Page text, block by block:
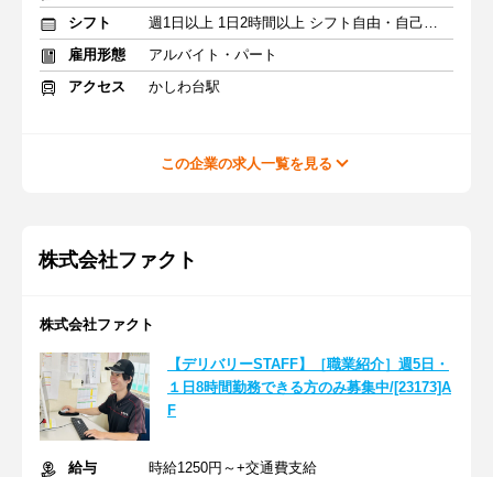
シフト
週1日以上 1日2時間以上 シフト自由・自己申告
雇用形態
アルバイト・パート
アクセス
かしわ台駅
この企業の求人一覧を見る
株式会社ファクト
株式会社ファクト
【デリバリーSTAFF】［職業紹介］週5日・
１日8時間勤務できる方のみ募集中/[23173]A
F
給与
時給1250円～+交通費支給